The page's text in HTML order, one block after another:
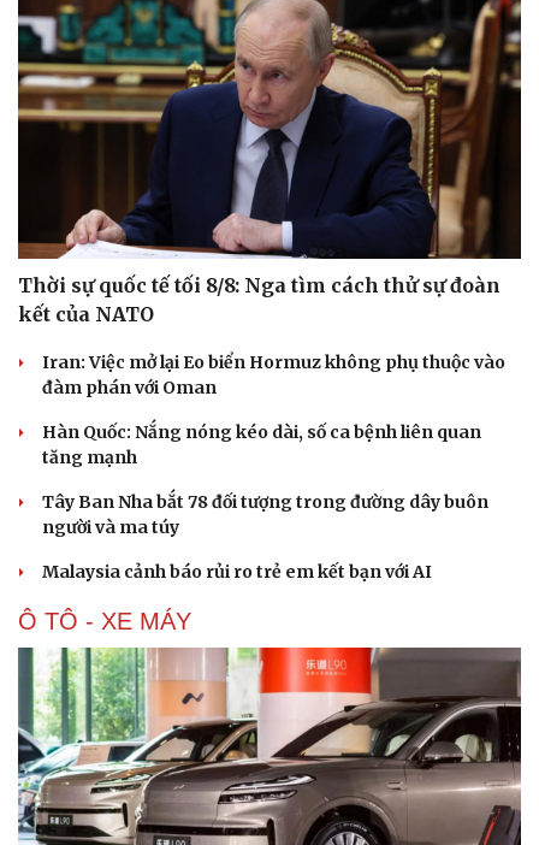
Cải chính
Thời sự quốc tế tối 8/8: Nga tìm cách thử sự đoàn
kết của NATO
Iran: Việc mở lại Eo biển Hormuz không phụ thuộc vào
đàm phán với Oman
Hàn Quốc: Nắng nóng kéo dài, số ca bệnh liên quan
tăng mạnh
Tây Ban Nha bắt 78 đối tượng trong đường dây buôn
người và ma túy
Malaysia cảnh báo rủi ro trẻ em kết bạn với AI
Ô TÔ - XE MÁY